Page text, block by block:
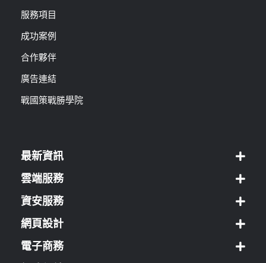
服務項目
成功案例
合作夥伴
廣告連結
戰國策戰勝學院
最新資訊
雲端服務
資安服務
網頁設計
電子商務